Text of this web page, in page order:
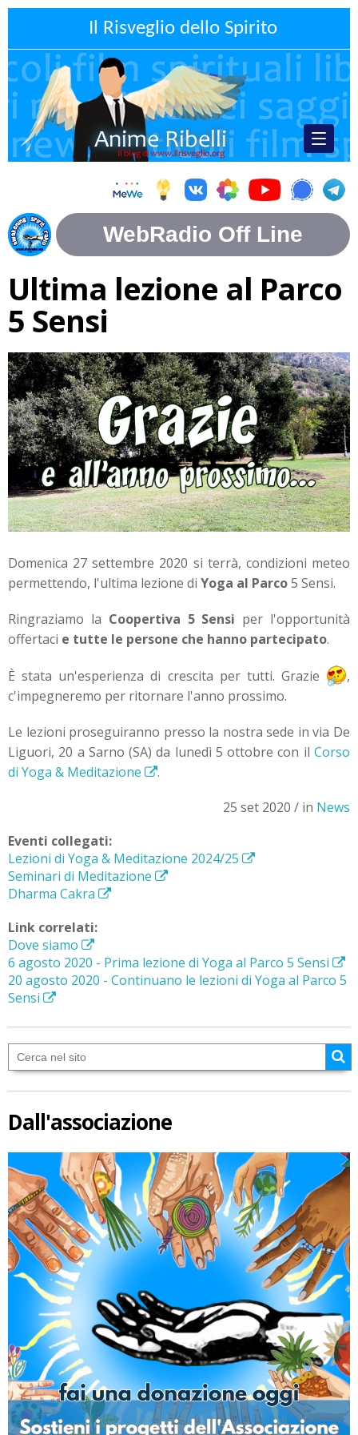
Il Risveglio dello Spirito
Ultima lezione al Parco
5 Sensi
Domenica 27 settembre 2020 si terrà, condizioni meteo
permettendo, l'ultima lezione di Yoga al Parco5 Sensi.
Ringraziamo la Coopertiva 5 Sensi per l'opportunità
offertaci e tutte le persone che hanno partecipato.
È stata un'esperienza di crescita per tutti. Grazie
,
c'impegneremo per ritornare l'anno prossimo.
Le lezioni proseguiranno presso la nostra sede in via De
Liguori, 20 a Sarno (SA) da lunedì 5 ottobre con il Corso
di Yoga & Meditazione
.
25 set 2020 / in News
Eventi collegati:
Lezioni di Yoga & Meditazione 2024/25
Seminari di Meditazione
Dharma Cakra
Link correlati:
Dove siamo
6 agosto 2020 - Prima lezione di Yoga al Parco 5 Sensi
20 agosto 2020 - Continuano le lezioni di Yoga al Parco 5
Sensi
Dall'associazione